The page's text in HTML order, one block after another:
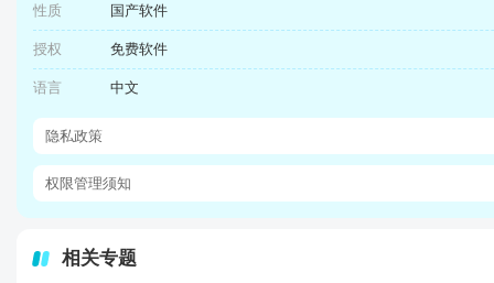
性质 国产软件
授权 免费软件
语言 中文
隐私政策
权限管理须知
相关专题